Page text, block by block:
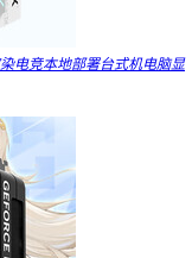
染电竞本地部署台式机电脑显